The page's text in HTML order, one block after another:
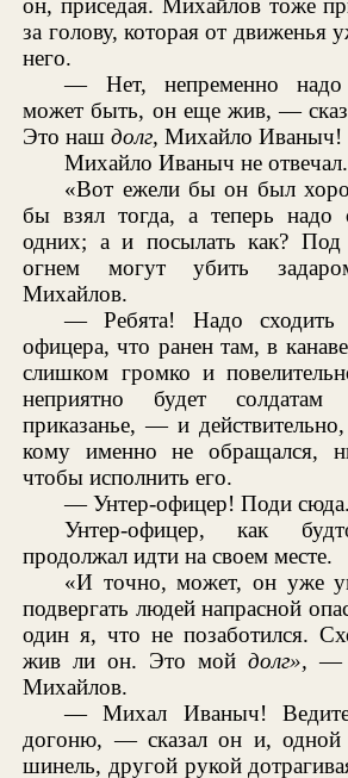
он, приседая. Михайлов тоже
за голову, которая от движенья
него.
— Нет, непременно надо
может быть, он еще жив, —
Это нашдолг, Михайло Иваныч!
Михайло Иваныч не отвечал.
«Вот ежели бы он был
бы взял тогда, а теперь надо
одних; а и посылать как?
огнем могут убить
Михайлов.
— Ребята! Надо сходить
офицера, что ранен там, в
слишком громко и
неприятно будет солдатам
приказанье, — и
кому именно не обращался,
чтобы исполнить его.
— Унтер-офицер! Поди сюда.
Унтер-офицер, как
продолжал идти на своем месте.
«И точно, может, он уже
подвергать людей напрасной
один я, что не позаботился.
жив ли он. Это мой долг», —
Михайлов.
— Михал Иваныч!
догоню, — сказал он и, одной
шинель, другой рукой